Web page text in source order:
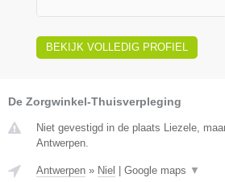
BEKIJK VOLLEDIG PROFIEL
De Zorgwinkel-Thuisverpleging
Niet gevestigd in de plaats Liezele,
Antwerpen.
Antwerpen » Niel Google maps ▼